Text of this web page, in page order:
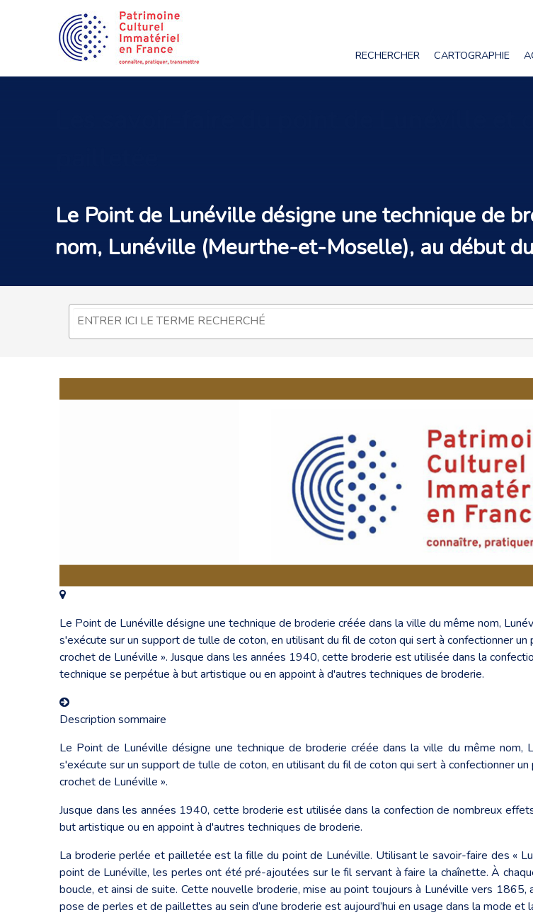
RECHERCHER CARTOGRAPHIE
Le Point de Lunéville désigne une technique de
nom, Lunéville (Meurthe-et-Moselle), au début
Le Point de Lunéville désigne une technique de broderie créée dans la ville du même nom,
s'exécute sur un support de tulle de coton, en utilisant du fil de coton qui sert à confectionner
crochet de Lunéville ». Jusque dans les années 1940, cette broderie est utilisée dans la
technique se perpétue à but artistique ou en appoint à d'autres techniques de broderie.
Description sommaire
Le Point de Lunéville désigne une technique de broderie créée dans la ville du même
s'exécute sur un support de tulle de coton, en utilisant du fil de coton qui sert à confectionner
crochet de Lunéville ».
Jusque dans les années 1940, cette broderie est utilisée dans la confection de nombreux
but artistique ou en appoint à d'autres techniques de broderie.
La broderie perlée et pailletée est la fille du point de Lunéville. Utilisant le savoir-faire des «
point de Lunéville, les perles ont été pré-ajoutées sur le fil servant à faire la chaînette. À
boucle, et ainsi de suite. Cette nouvelle broderie, mise au point toujours à Lunéville vers
pose de perles et de paillettes au sein d’une broderie est aujourd’hui en usage dans la mode et